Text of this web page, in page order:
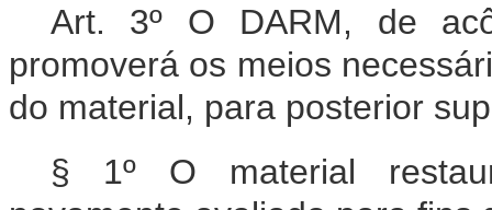
Art. 3º O DARM, de
promoverá os meios
do material, para posterior
§ 1º O material